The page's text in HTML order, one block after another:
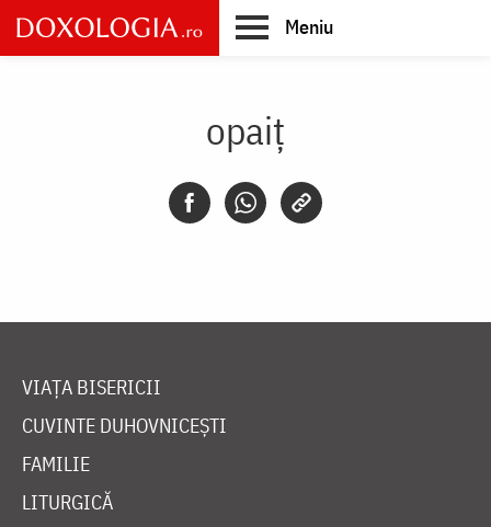
Skip
to
main
Meniu
opaiț
VIAȚA BISERICII
CUVINTE DUHOVNICEȘTI
FAMILIE
LITURGICĂ